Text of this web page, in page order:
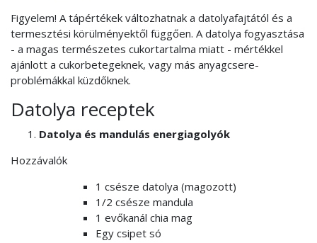
Figyelem! A tápértékek változhatnak a datolyafajtától és a
termesztési körülményektől függően. A datolya fogyasztása
- a magas természetes cukortartalma miatt - mértékkel
ajánlott a cukorbetegeknek, vagy más anyagcsere-
problémákkal küzdőknek.
Datolya receptek
Datolya és mandulás energiagolyók
Hozzávalók
1 csésze datolya (magozott)
1/2 csésze mandula
1 evőkanál chia mag
Egy csipet só